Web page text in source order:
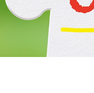
事業所一覧
直営給油所一覧
省エ
バイ